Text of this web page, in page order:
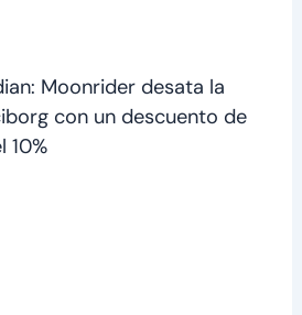
Moonrider desata la
con un descuento de
10%